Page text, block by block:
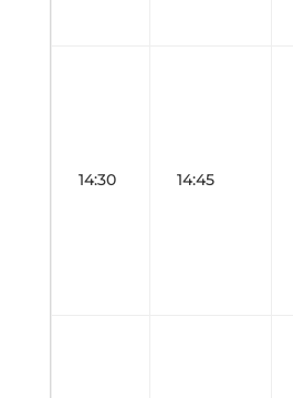
14:30 14:45